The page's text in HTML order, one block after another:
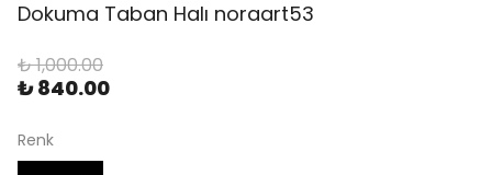
Dokuma Taban Halı noraart53
₺ 1,000.00
₺ 840.00
Renk